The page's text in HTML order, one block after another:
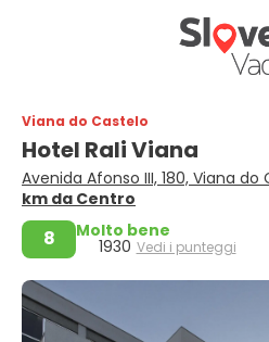
Viana do Castelo
Hotel Rali Viana
Avenida Afonso III, 180, Viana
km da Centro
8 Molto bene
1930 Vedi i punteggi